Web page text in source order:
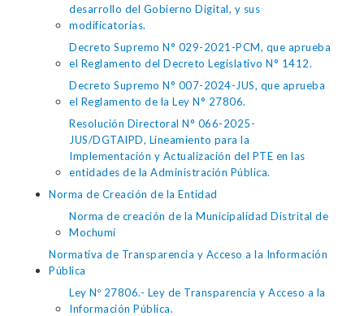
desarrollo del Gobierno Digital, y sus
modificatorias.
Decreto Supremo N° 029-2021-PCM, que aprueba
el Reglamento del Decreto Legislativo N° 1412.
Decreto Supremo N° 007-2024-JUS, que aprueba
el Reglamento de la Ley N° 27806.
Resolución Directoral N° 066-2025-
JUS/DGTAIPD, Lineamiento para la
Implementación y Actualización del PTE en las
entidades de la Administración Pública.
Norma de Creación de la Entidad
Norma de creación de la Municipalidad Distrital de
Mochumí
Normativa de Transparencia y Acceso a la Información
Pública
Ley Nº 27806.- Ley de Transparencia y Acceso a la
Información Pública.